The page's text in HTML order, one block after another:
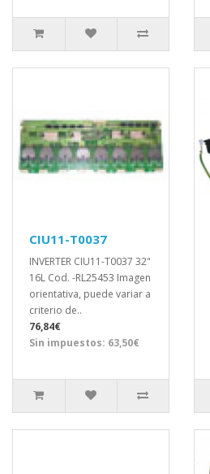
CIU11-T0037
INVERTER CIU11-T0037 32"
16L Cod. -RL25453 Imagen
orientativa, puede variar a
criterio de..
76,84€
Sin impuestos: 63,50€